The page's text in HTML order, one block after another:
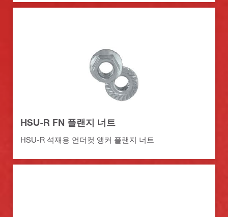
HSU-R FN 플랜지 너트
HSU-R 석재용 언더컷 앵커 플랜지 너트